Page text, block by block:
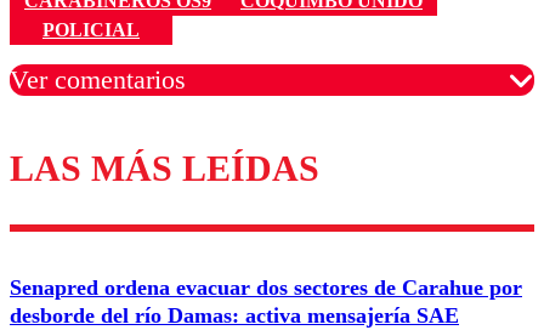
POLICIAL
Ver comentarios
Los comentarios son moderados para garantizar un
diálogo respetuoso.
Correo
LAS MÁS LEÍDAS
Senapred ordena evacuar dos sectores de Carahue por
desborde del río Damas: activa mensajería SAE